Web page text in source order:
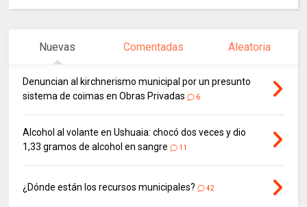
Nuevas Comentadas Aleatoria
Denuncian al kirchnerismo municipal por un presunto
sistema de coimas en Obras Privadas
6
Alcohol al volante en Ushuaia: chocó dos veces y dio
1,33 gramos de alcohol en sangre
11
¿Dónde están los recursos municipales? 42